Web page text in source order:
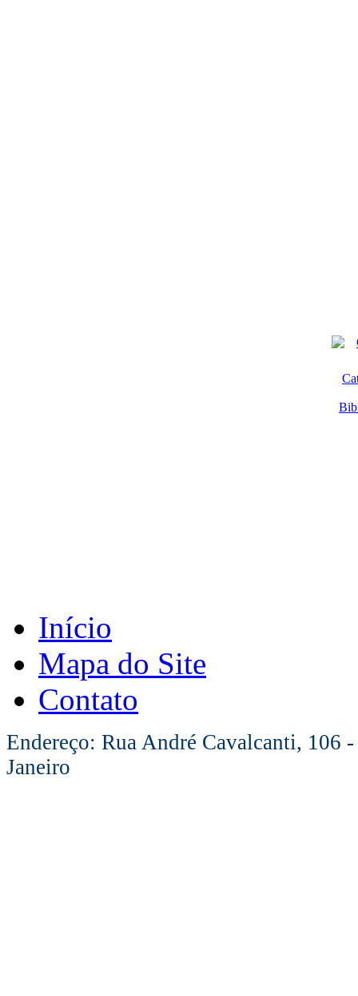
Início
Mapa do Site
Contato
Endereço: Rua André Cavalcanti, 106
Janeiro